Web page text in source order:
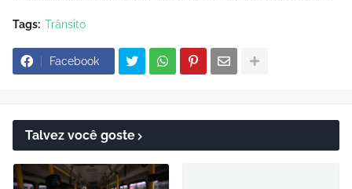
Tags: Trânsito
Facebook
Talvez você goste